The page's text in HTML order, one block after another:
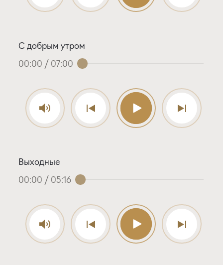
С добрым утром
00:00 / 07:00
Выходные
00:00 / 05:16